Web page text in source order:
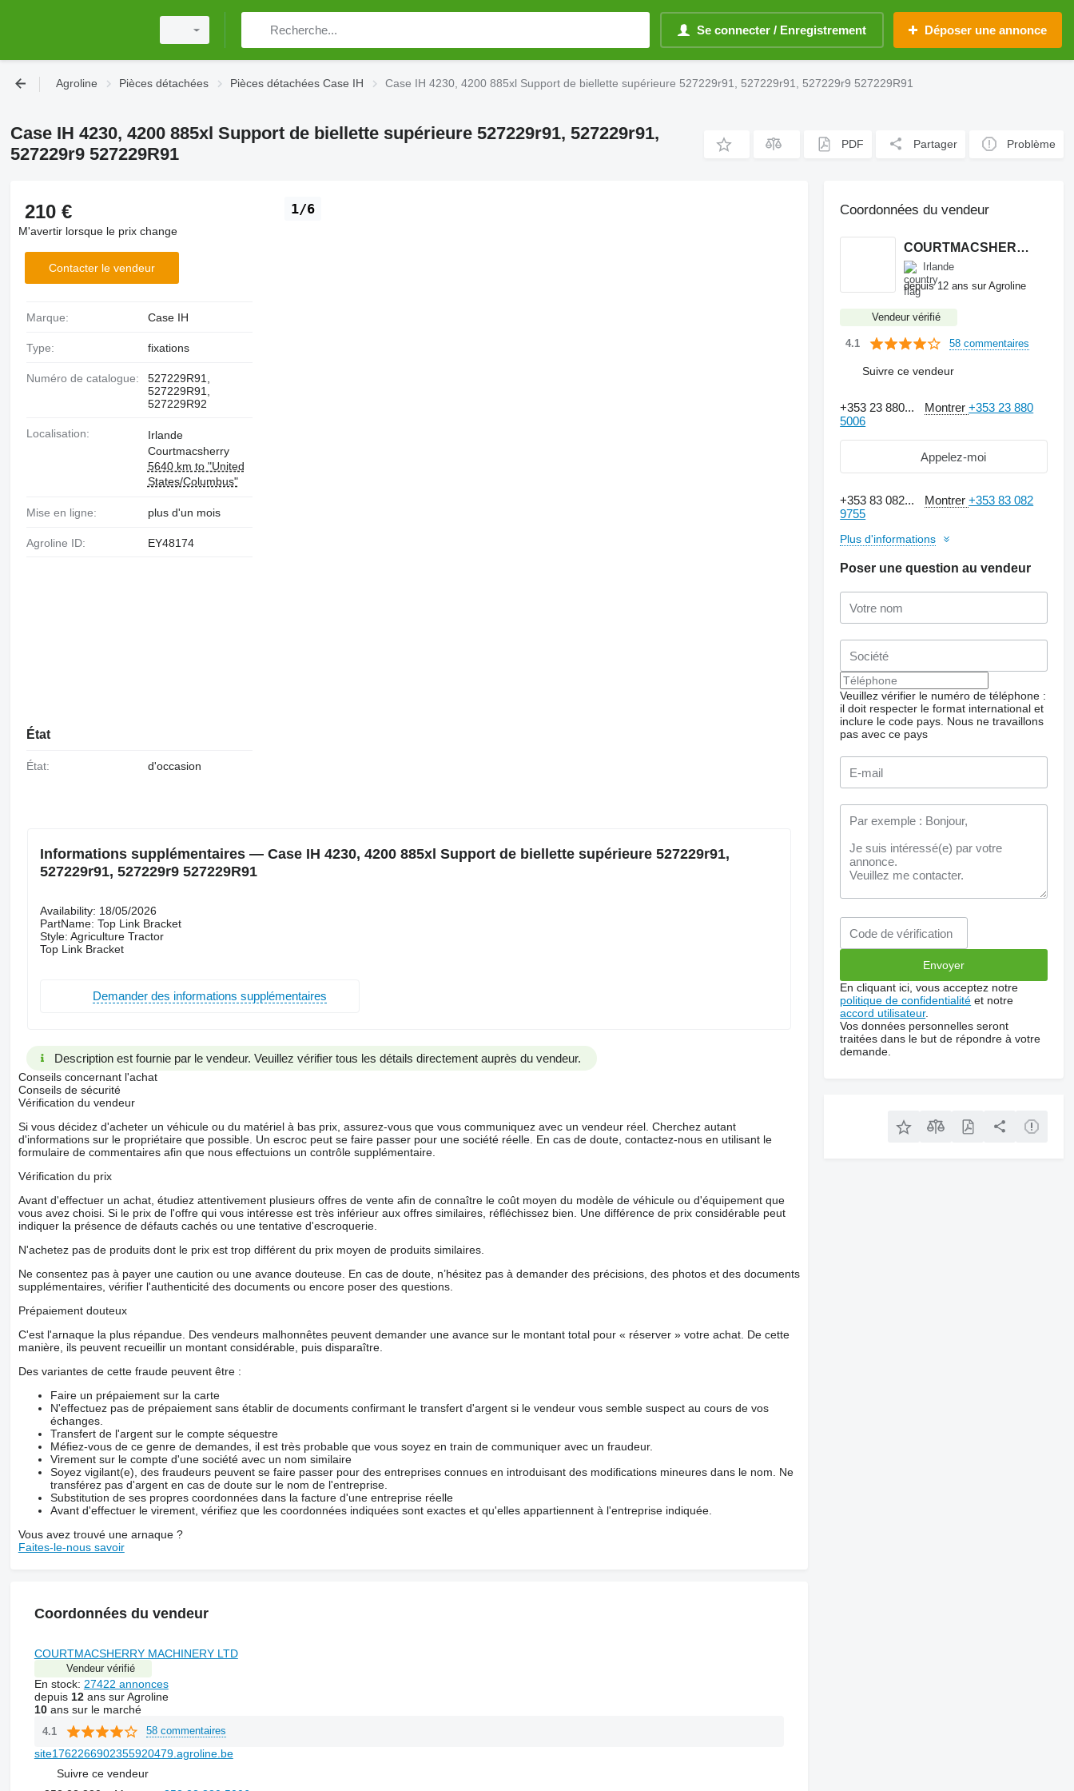
Se connecter / Enregistrement Déposer une annonce
Agroline Pièces détachées Pièces détachées Case IH Case IH 4230, 4200 885xl Support de biellette supérieure 527229r91, 527229r91, 527229r9 527229R91
Case IH 4230, 4200 885xl Support de biellette supérieure 527229r91, 527229r91,
527229r9 527229R91
PDF Partager Problème
1/6
210 €
M'avertir lorsque le prix change
Contacter le vendeur
Marque: Case IH
Type: fixations
Numéro de catalogue:
527229R91,
527229R91,
527229R92
Localisation:
Irlande
Courtmacsherry
5640 km to "United
States/Columbus"
Mise en ligne: plus d'un mois
Agroline ID: EY48174
État
État: d'occasion
Informations supplémentaires — Case IH 4230, 4200 885xl Support de biellette supérieure 527229r91,
527229r91, 527229r9 527229R91
Availability: 18/05/2026
PartName: Top Link Bracket
Style: Agriculture Tractor
Top Link Bracket
Demander des informations supplémentaires
Description est fournie par le vendeur. Veuillez vérifier tous les détails directement auprès du vendeur.
Conseils concernant l'achat
Conseils de sécurité
Vérification du vendeur
Si vous décidez d'acheter un véhicule ou du matériel à bas prix, assurez-vous que vous communiquez avec un vendeur réel. Cherchez autant
d'informations sur le propriétaire que possible. Un escroc peut se faire passer pour une société réelle. En cas de doute, contactez-nous en utilisant le
formulaire de commentaires afin que nous effectuions un contrôle supplémentaire.
Vérification du prix
Avant d'effectuer un achat, étudiez attentivement plusieurs offres de vente afin de connaître le coût moyen du modèle de véhicule ou d'équipement que
vous avez choisi. Si le prix de l'offre qui vous intéresse est très inférieur aux offres similaires, réfléchissez bien. Une différence de prix considérable peut
indiquer la présence de défauts cachés ou une tentative d'escroquerie.
N'achetez pas de produits dont le prix est trop différent du prix moyen de produits similaires.
Ne consentez pas à payer une caution ou une avance douteuse. En cas de doute, n’hésitez pas à demander des précisions, des photos et des documents
supplémentaires, vérifier l'authenticité des documents ou encore poser des questions.
Prépaiement douteux
C'est l'arnaque la plus répandue. Des vendeurs malhonnêtes peuvent demander une avance sur le montant total pour « réserver » votre achat. De cette
manière, ils peuvent recueillir un montant considérable, puis disparaître.
Des variantes de cette fraude peuvent être :
Faire un prépaiement sur la carte
N'effectuez pas de prépaiement sans établir de documents confirmant le transfert d'argent si le vendeur vous semble suspect au cours de vos
échanges.
Transfert de l'argent sur le compte séquestre
Méfiez-vous de ce genre de demandes, il est très probable que vous soyez en train de communiquer avec un fraudeur.
Virement sur le compte d'une société avec un nom similaire
Soyez vigilant(e), des fraudeurs peuvent se faire passer pour des entreprises connues en introduisant des modifications mineures dans le nom. Ne
transférez pas d'argent en cas de doute sur le nom de l'entreprise.
Substitution de ses propres coordonnées dans la facture d'une entreprise réelle
Avant d'effectuer le virement, vérifiez que les coordonnées indiquées sont exactes et qu'elles appartiennent à l'entreprise indiquée.
Vous avez trouvé une arnaque ?
Faites-le-nous savoir
Coordonnées du vendeur
COURTMACSHERRY MACHINERY LTD
Vendeur vérifié
En stock: 27422 annonces
depuis 12ans sur Agroline
10ans sur le marché
4.1 58 commentaires
site1762266902355920479.agroline.be
Suivre ce vendeur
Coordonnées du vendeur
COURTMACSHERRY MACHINERY LTD
Irlande
depuis 12 ans sur Agroline
Vendeur vérifié
4.1 58 commentaires
Suivre ce vendeur
+353 23 880... Montrer+353 23 880
5006
Appelez-moi
+353 83 082... Montrer+353 83 082
9755
Plus d'informations
Poser une question au vendeur
Veuillez vérifier le numéro de téléphone :
il doit respecter le format international et
inclure le code pays. Nous ne travaillons
pas avec ce pays
En cliquant ici, vous acceptez notre
politique de confidentialité et notre
accord utilisateur.
Vos données personnelles seront
traitées dans le but de répondre à votre
demande.